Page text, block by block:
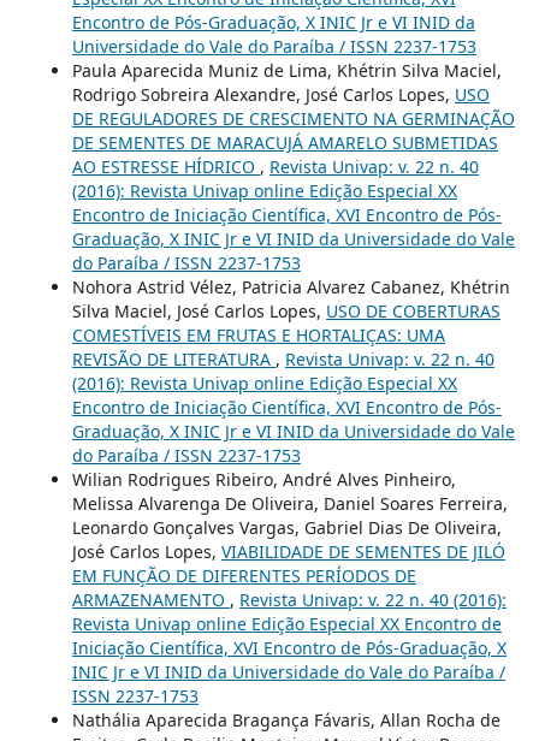
Encontro de Pós-Graduação, X INIC Jr e VI INID da
Universidade do Vale do Paraíba / ISSN 2237-1753
Paula Aparecida Muniz de Lima, Khétrin Silva Maciel,
Rodrigo Sobreira Alexandre, José Carlos Lopes, USO
DE REGULADORES DE CRESCIMENTO NA GERMINAÇÃO
DE SEMENTES DE MARACUJÁ AMARELO SUBMETIDAS
AO ESTRESSE HÍDRICO , Revista Univap: v. 22 n. 40
(2016): Revista Univap online Edição Especial XX
Encontro de Iniciação Científica, XVI Encontro de Pós-
Graduação, X INIC Jr e VI INID da Universidade do Vale
do Paraíba / ISSN 2237-1753
Nohora Astrid Vélez, Patricia Alvarez Cabanez, Khétrin
Silva Maciel, José Carlos Lopes, USO DE COBERTURAS
COMESTÍVEIS EM FRUTAS E HORTALIÇAS: UMA
REVISÃO DE LITERATURA , Revista Univap: v. 22 n. 40
(2016): Revista Univap online Edição Especial XX
Encontro de Iniciação Científica, XVI Encontro de Pós-
Graduação, X INIC Jr e VI INID da Universidade do Vale
do Paraíba / ISSN 2237-1753
Wilian Rodrigues Ribeiro, André Alves Pinheiro,
Melissa Alvarenga De Oliveira, Daniel Soares Ferreira,
Leonardo Gonçalves Vargas, Gabriel Dias De Oliveira,
José Carlos Lopes, VIABILIDADE DE SEMENTES DE JILÓ
EM FUNÇÃO DE DIFERENTES PERÍODOS DE
ARMAZENAMENTO , Revista Univap: v. 22 n. 40 (2016):
Revista Univap online Edição Especial XX Encontro de
Iniciação Científica, XVI Encontro de Pós-Graduação, X
INIC Jr e VI INID da Universidade do Vale do Paraíba /
ISSN 2237-1753
Nathália Aparecida Bragança Fávaris, Allan Rocha de